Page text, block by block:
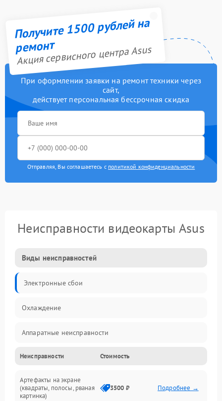
Получите 1500 рублей на
ремонт
Акция сервисного центра Asus
При оформлении заявки на ремонт техники через
сайт,
действует персональная бессрочная скидка
Отправляя, Вы соглашаетесь с политикой конфиденциальности
Неисправности видеокарты Asus
Виды неисправностей
Электронные сбои
Охлаждение
Аппаратные неисправности
Перегрев и термопроблемы
Видео
Неисправности Стоимость
Артефакты на экране
(квадраты, полосы, рваная
картинка)
3500 ₽ Подробнее →